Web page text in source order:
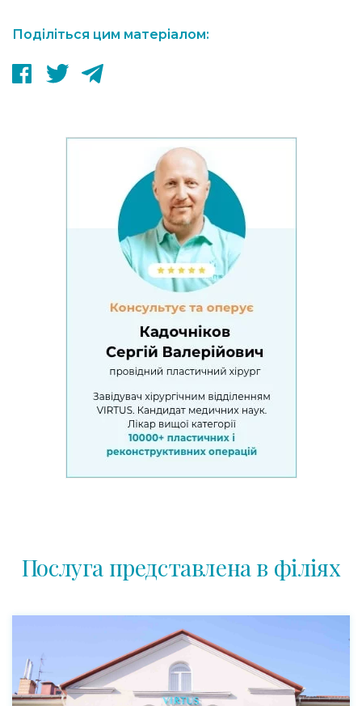
Поділіться цим матеріалом:
Послуга представлена в філіях